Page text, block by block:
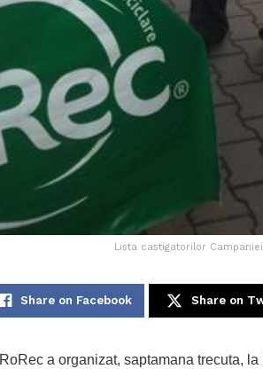
Lista castigatorilor
Share on Facebook Share on
RoRec a organizat, saptamana trecuta,